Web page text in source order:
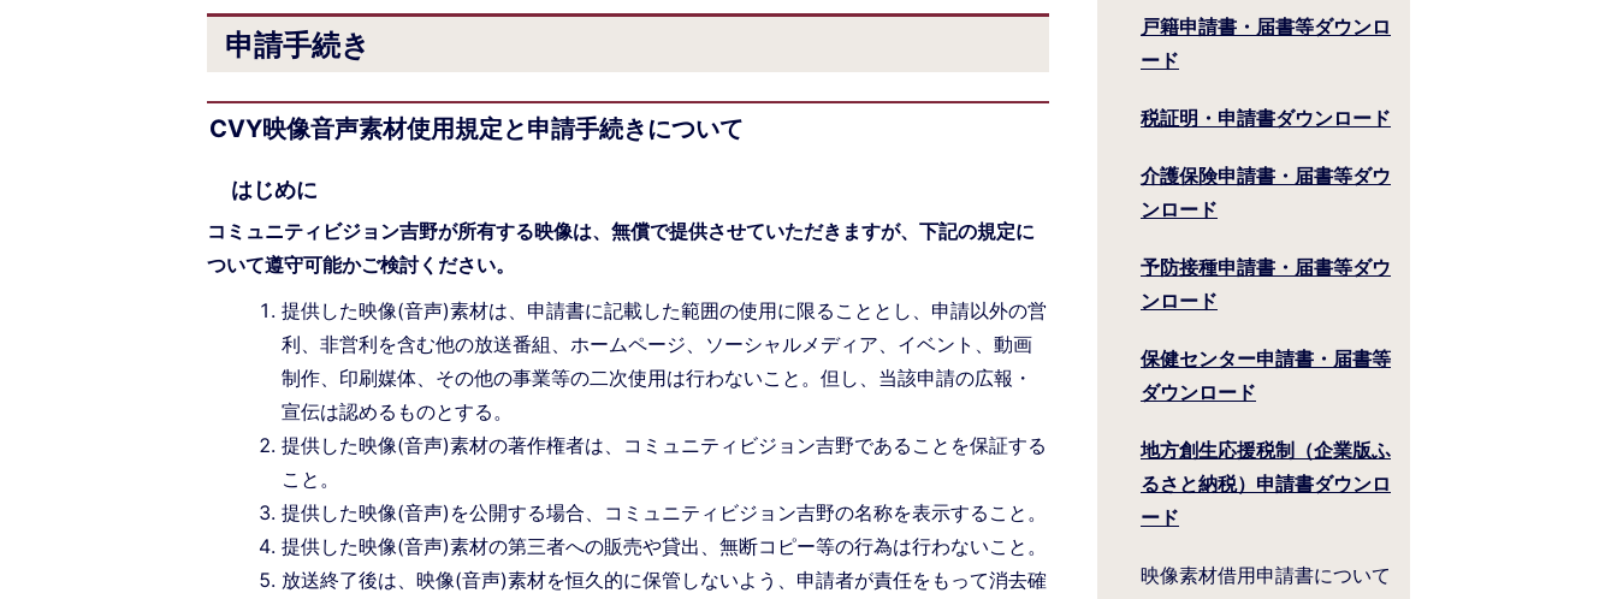
申請手続き
CVY映像音声素材使用規定と申請手続きについて
はじめに
コミュニティビジョン吉野が所有する映像は、無償で提供させていただきますが、下記の規定に
ついて遵守可能かご検討ください。
提供した映像(音声)素材は、申請書に記載した範囲の使用に限ることとし、申請以外の営
利、非営利を含む他の放送番組、ホームページ、ソーシャルメディア、イベント、動画
制作、印刷媒体、その他の事業等の二次使用は行わないこと。但し、当該申請の広報・
宣伝は認めるものとする。
提供した映像(音声)素材の著作権者は、コミュニティビジョン吉野であることを保証する
こと。
提供した映像(音声)を公開する場合、コミュニティビジョン吉野の名称を表示すること。
提供した映像(音声)素材の第三者への販売や貸出、無断コピー等の行為は行わないこと。
放送終了後は、映像(音声)素材を恒久的に保管しないよう、申請者が責任をもって消去確
戸籍申請書・届書等ダウンロ
ード
税証明・申請書ダウンロード
介護保険申請書・届書等ダウ
ンロード
予防接種申請書・届書等ダウ
ンロード
保健センター申請書・届書等
ダウンロード
地方創生応援税制（企業版ふ
るさと納税）申請書ダウンロ
ード
映像素材借用申請書について